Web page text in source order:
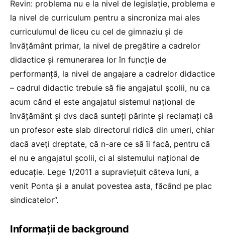
Revin: problema nu e la nivel de legislație, problema e
la nivel de curriculum pentru a sincroniza mai ales
curriculumul de liceu cu cel de gimnaziu și de
învățământ primar, la nivel de pregătire a cadrelor
didactice și remunerarea lor în funcție de
performanță, la nivel de angajare a cadrelor didactice
– cadrul didactic trebuie să fie angajatul școlii, nu ca
acum când el este angajatul sistemul național de
învățământ și dvs dacă sunteți părinte și reclamați că
un profesor este slab directorul ridică din umeri, chiar
dacă aveți dreptate, că n-are ce să îi facă, pentru că
el nu e angajatul școlii, ci al sistemului național de
educație. Lege 1/2011 a supraviețuit câteva luni, a
venit Ponta și a anulat povestea asta, făcând pe plac
sindicatelor”.
Informații de background